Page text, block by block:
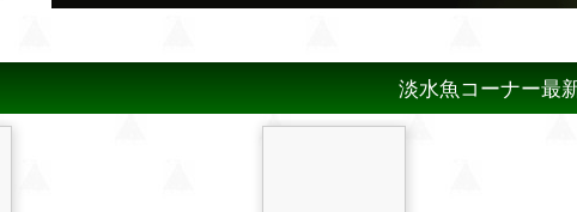
淡水魚コーナー最